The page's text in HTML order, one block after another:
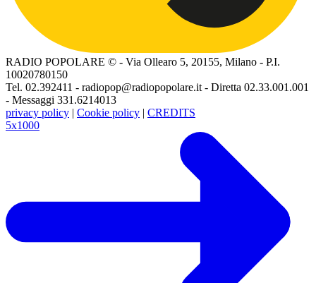
RADIO POPOLARE © - Via Ollearo 5, 20155, Milano - P.I.
10020780150
Tel. 02.392411 - radiopop@radiopopolare.it - Diretta 02.33.001.001
- Messaggi 331.6214013
privacy policy | Cookie policy | CREDITS
5x1000